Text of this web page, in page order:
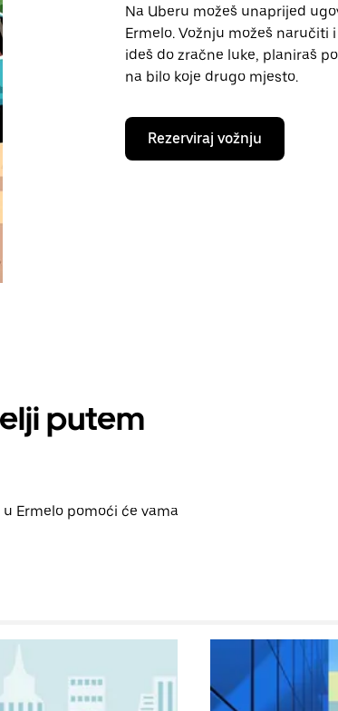
Na Uberu možeš unaprijed
Ermelo. Vožnju možeš
ideš do zračne luke, planiraš
na bilo koje drugo mjesto.
Rezerviraj vožnju
putem
Ermelo pomoći će vama